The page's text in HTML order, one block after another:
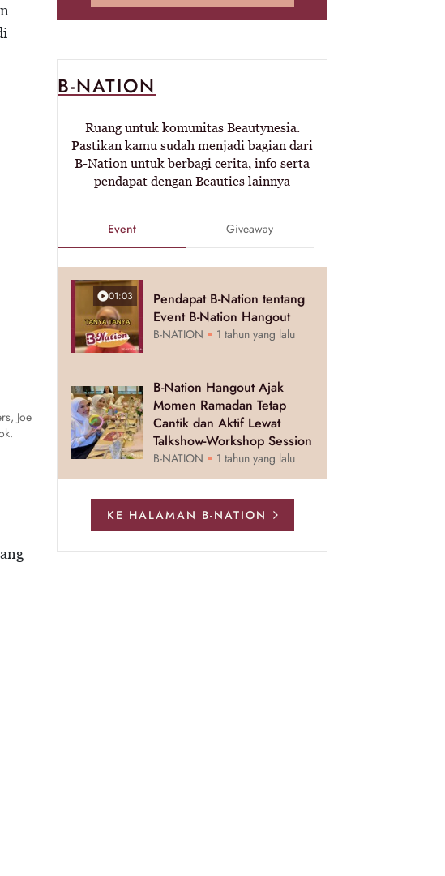
Joe
B-NATION
Ruang untuk komunitas Beautynesia.
Pastikan kamu sudah menjadi bagian dari
B-Nation untuk berbagi cerita, info serta
pendapat dengan Beauties lainnya
Event Giveaway
01:03
Pendapat B-Nation tentang
Event B-Nation Hangout
B-NATION 1 tahun yang lalu
B-Nation Hangout Ajak
Momen Ramadan Tetap
Cantik dan Aktif Lewat
Talkshow-Workshop Session
B-NATION 1 tahun yang lalu
KE HALAMAN B-NATION